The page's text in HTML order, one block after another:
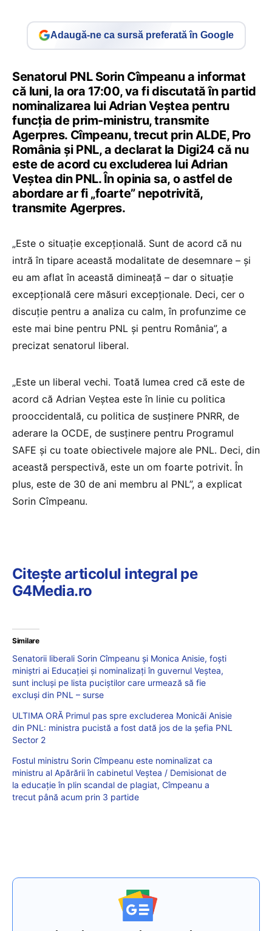
Adaugă-ne ca sursă preferată în Google
Senatorul PNL Sorin Cîmpeanu a informat
că luni, la ora 17:00, va fi discutată în partid
nominalizarea lui Adrian Veştea pentru
funcţia de prim-ministru, transmite
Agerpres. Cîmpeanu, trecut prin ALDE, Pro
România și PNL, a declarat la Digi24 că nu
este de acord cu excluderea lui Adrian
Veştea din PNL. În opinia sa, o astfel de
abordare ar fi „foarte” nepotrivită,
transmite Agerpres.
„Este o situaţie excepţională. Sunt de acord că nu
intră în tipare această modalitate de desemnare – şi
eu am aflat în această dimineaţă – dar o situaţie
excepţională cere măsuri excepţionale. Deci, cer o
discuţie pentru a analiza cu calm, în profunzime ce
este mai bine pentru PNL şi pentru România”, a
precizat senatorul liberal.
„Este un liberal vechi. Toată lumea cred că este de
acord că Adrian Veştea este în linie cu politica
prooccidentală, cu politica de susţinere PNRR, de
aderare la OCDE, de susţinere pentru Programul
SAFE şi cu toate obiectivele majore ale PNL. Deci, din
această perspectivă, este un om foarte potrivit. În
plus, este de 30 de ani membru al PNL”, a explicat
Sorin Cîmpeanu.
Citește articolul integral pe
G4Media.ro
Similare
Senatorii liberali Sorin Cîmpeanu și Monica Anisie, foști
miniștri ai Educației și nominalizați în guvernul Veștea,
sunt incluși pe lista puciștilor care urmează să fie
excluși din PNL – surse
ULTIMA ORĂ Primul pas spre excluderea Monicăi Anisie
din PNL: ministra pucistă a fost dată jos de la șefia PNL
Sector 2
Fostul ministru Sorin Cîmpeanu este nominalizat ca
ministru al Apărării în cabinetul Veștea / Demisionat de
la educație în plin scandal de plagiat, Cîmpeanu a
trecut până acum prin 3 partide